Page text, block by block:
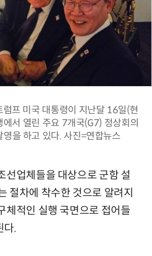
프 미국 대통령이 지난달 16일(현
서 열린 주요 7개국(G7) 정상회의
을 하고 있다. 사진=연합뉴스
선업체들을 대상으로 군함 설
절차에 착수한 것으로 알려지
체적인 실행 국면으로 접어들
다.